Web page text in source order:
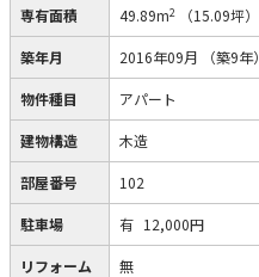
専有面積 49.89m2 （15.09坪）
築年月 2016年09月 （築9年）
物件種目 アパート
建物構造 木造
部屋番号 102
駐車場 有 12,000円
リフォーム 無